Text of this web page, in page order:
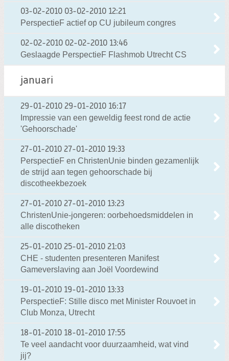
03-02-2010 03-02-2010 12:21
PerspectieF actief op CU jubileum congres
02-02-2010 02-02-2010 13:46
Geslaagde PerspectieF Flashmob Utrecht CS
januari
29-01-2010 29-01-2010 16:17
Impressie van een geweldig feest rond de actie
'Gehoorschade'
27-01-2010 27-01-2010 19:33
PerspectieF en ChristenUnie binden gezamenlijk
de strijd aan tegen gehoorschade bij
discotheekbezoek
27-01-2010 27-01-2010 13:23
ChristenUnie-jongeren: oorbehoedsmiddelen in
alle discotheken
25-01-2010 25-01-2010 21:03
CHE - studenten presenteren Manifest
Gameverslaving aan Joël Voordewind
19-01-2010 19-01-2010 13:33
PerspectieF: Stille disco met Minister Rouvoet in
Club Monza, Utrecht
18-01-2010 18-01-2010 17:55
Te veel aandacht voor duurzaamheid, wat vind
jij?